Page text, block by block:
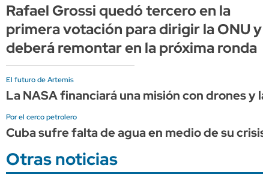
Rafael Grossi quedó tercero en la
primera votación para dirigir la ONU y
deberá remontar en la próxima ronda
El futuro de Artemis
La NASA financiará una misión con drones y
Por el cerco petrolero
Cuba sufre falta de agua en medio de su
Otras noticias